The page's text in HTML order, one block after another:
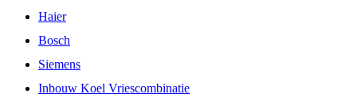
Haier
Bosch
Siemens
Inbouw Koel Vriescombinatie